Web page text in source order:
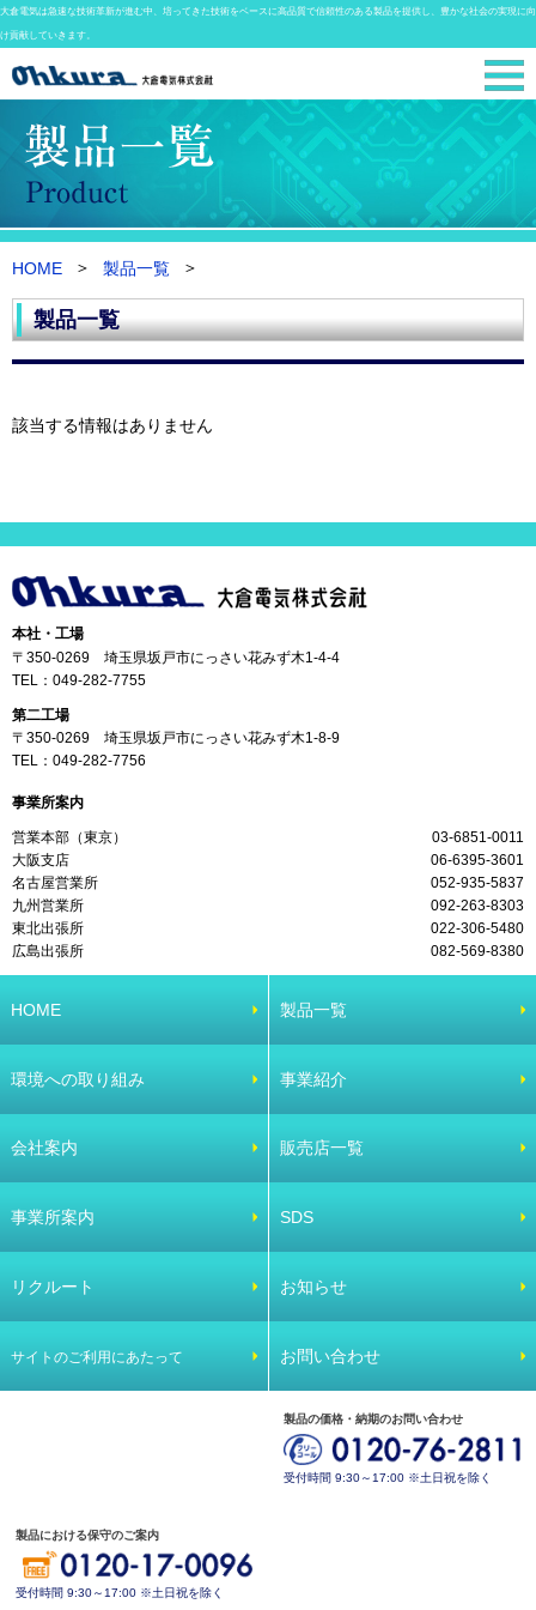
大倉電気は急速な技術革新が進む中、培ってきた技術をベースに高品質で信頼性のある製品を提供し、豊かな社会の実現に向
け貢献していきます。
HOME 製品一覧
製品一覧
該当する情報はありません
本社・工場
〒350-0269 埼玉県坂戸市にっさい花みず木1-4-4
TEL： 049-282-7755
第二工場
〒350-0269 埼玉県坂戸市にっさい花みず木1-8-9
TEL： 049-282-7756
事業所案内
営業本部（東京）
03-6851-0011
大阪支店
06-6395-3601
名古屋営業所
052-935-5837
九州営業所
092-263-8303
東北出張所
022-306-5480
広島出張所
082-569-8380
HOME 製品一覧
環境への取り組み 事業紹介
会社案内 販売店一覧
事業所案内 SDS
リクルート お知らせ
サイトのご利用にあたって お問い合わせ
製品の価格・納期のお問い合わせ
受付時間 9:30～17:00 ※土日祝を除く
製品における保守のご案内
受付時間 9:30～17:00 ※土日祝を除く